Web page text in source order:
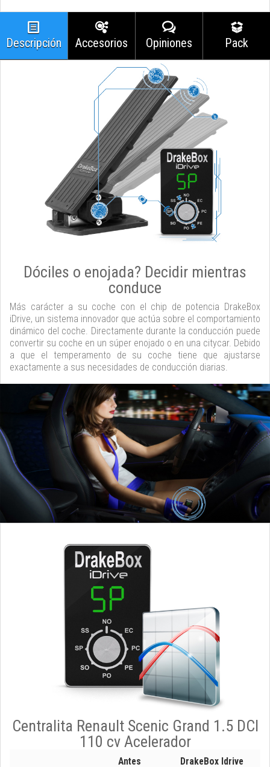
Descripción Accesorios Opiniones Pack
Dóciles o enojada? Decidir mientras
conduce
Más carácter a su coche con el chip de potencia DrakeBox
iDrive, un sistema innovador que actúa sobre el comportamiento
dinámico del coche. Directamente durante la conducción puede
convertir su coche en un súper enojado o en una citycar. Debido
a que el temperamento de su coche tiene que ajustarse
exactamente a sus necesidades de conducción diarias.
Centralita Renault Scenic Grand 1.5 DCI
110 cv Acelerador
Antes DrakeBox Idrive